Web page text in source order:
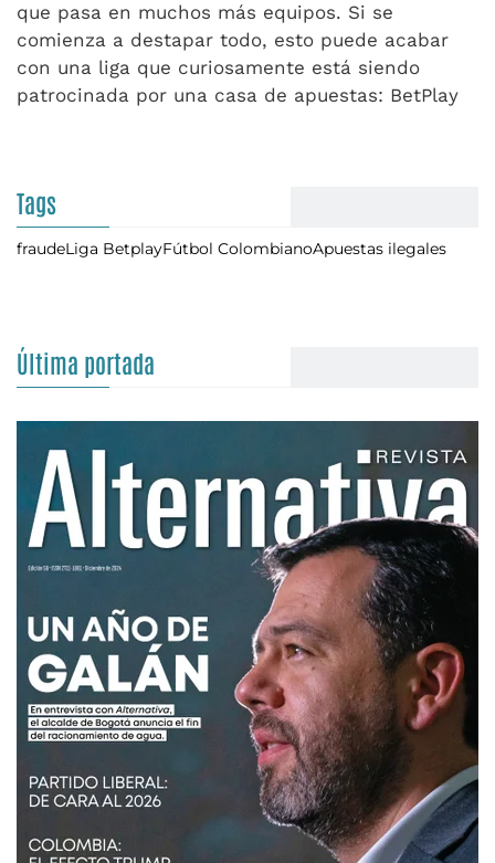
que pasa en muchos más equipos. Si se
comienza a destapar todo, esto puede acabar
con una liga que curiosamente está siendo
patrocinada por una casa de apuestas: BetPlay
Tags
fraudeLiga BetplayFútbol ColombianoApuestas ilegales
Última portada